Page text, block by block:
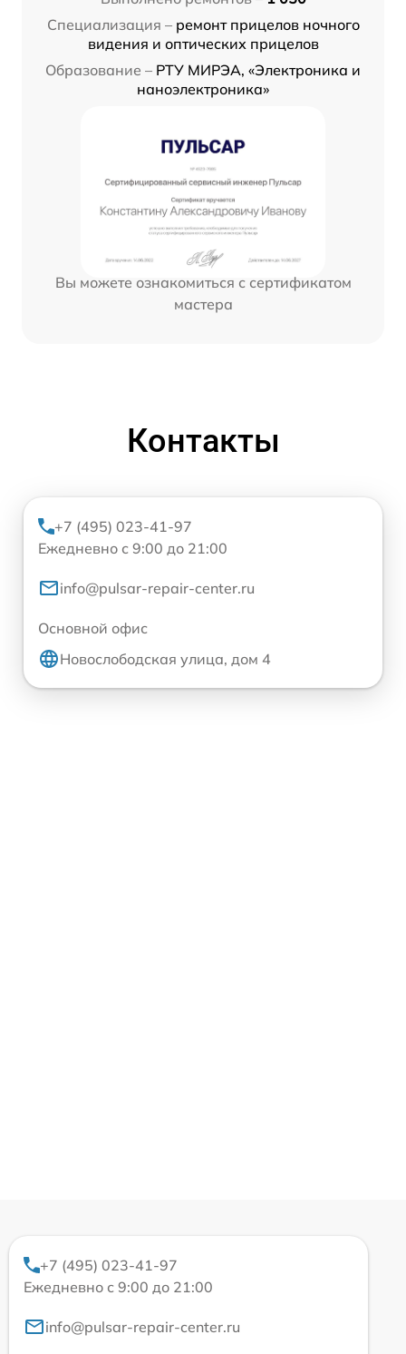
Специализация – ремонт прицелов ночного
видения и оптических прицелов
Образование – РТУ МИРЭА, «Электроника и
наноэлектроника»
Вы можете ознакомиться с сертификатом
мастера
Контакты
+7 (495) 023-41-97
Ежедневно с 9:00 до 21:00
info@pulsar-repair-center.ru
Основной офис
Новослободская улица, дом 4
+7 (495) 023-41-97
Ежедневно с 9:00 до 21:00
info@pulsar-repair-center.ru